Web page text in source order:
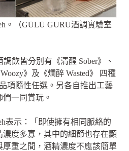
。（GŪLŪ GURU酒調實驗室
飲皆分別有《清醒 Sober》、
》及《爛醉 Wasted》 四種
項隨性任選。另各自推出工藝
一同賞玩。
表示：「即使擁有相同脈絡的
濃度多寡，其中的細節也存在顯
重之間，酒精濃度不應該簡單